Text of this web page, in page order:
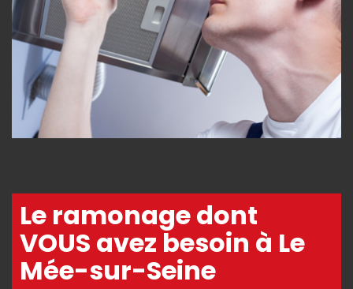
Le ramonage dont
VOUS avez besoin à Le
Mée-sur-Seine